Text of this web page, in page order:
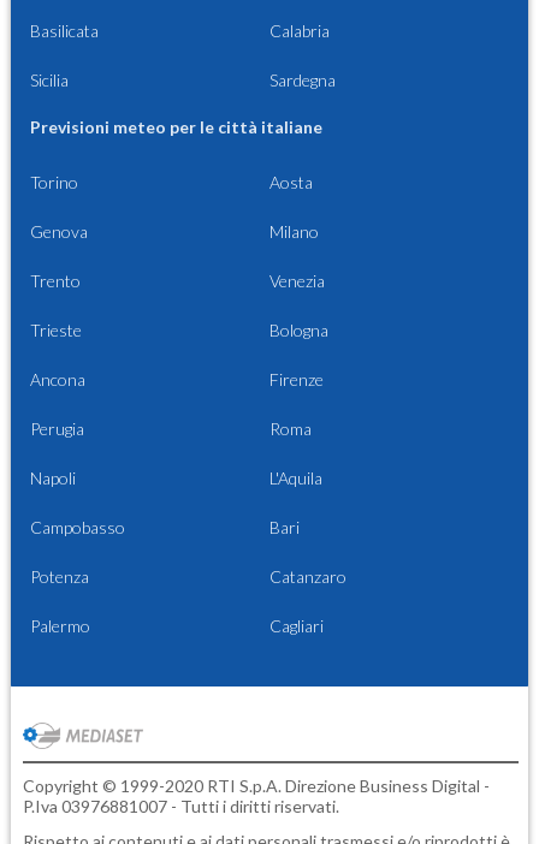
Basilicata Calabria
Sicilia Sardegna
Previsioni meteo per le città italiane
Torino Aosta
Genova Milano
Trento Venezia
Trieste Bologna
Ancona Firenze
Perugia Roma
Napoli L'Aquila
Campobasso Bari
Potenza Catanzaro
Palermo Cagliari
Copyright © 1999-2020 RTI S.p.A. Direzione Business Digital -
P.Iva 03976881007 - Tutti i diritti riservati.